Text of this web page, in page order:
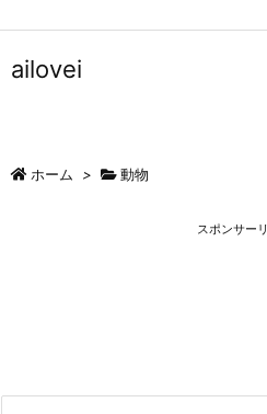
ailovei
ホーム > 動物
スポンサー